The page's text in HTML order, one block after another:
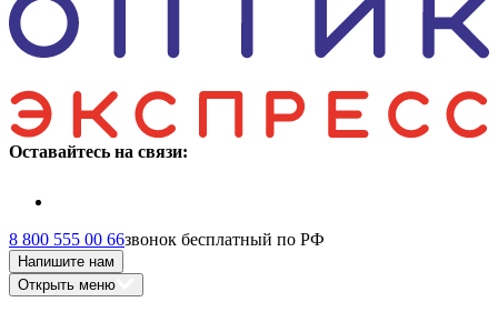
Оставайтесь на связи:
8 800 555 00 66звонок бесплатный по РФ
Напишите нам
Открыть меню